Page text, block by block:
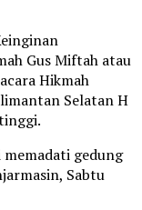
Gus Miftah atau
Hikmah
Selatan H
memadati gedung
Sabtu